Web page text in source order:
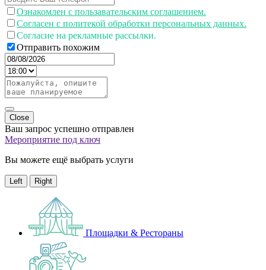
Ознакомлен с пользавательским соглашением.
Согласен с политекой обработки персональных данных.
Согласие на рекламные рассылки.
Отправить похожим
Close
Ваш запрос успешно отправлен
Мероприятие под ключ
Вы можете ещё выбрать услуги
Left Right
Площадки & Рестораны